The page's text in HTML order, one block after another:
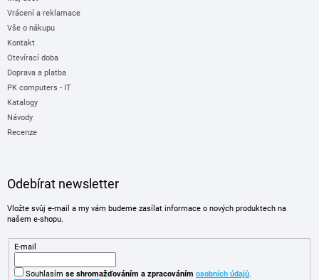
Vrácení a reklamace
Vše o nákupu
Kontakt
Otevírací doba
Doprava a platba
PK computers - IT
Katalogy
Návody
Recenze
Odebírat newsletter
Vložte svůj e-mail a my vám budeme zasílat informace o nových produktech na
našem e-shopu.
E-mail
Souhlasím se shromažďováním a zpracováním osobních údajů.